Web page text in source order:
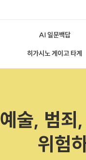
AI 일문백답
히가시노 게이고 타계
예술, 범죄
위험